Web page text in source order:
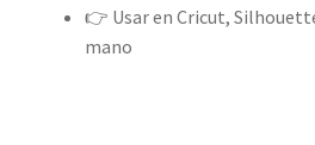
👉 Usar en Cricut,
mano